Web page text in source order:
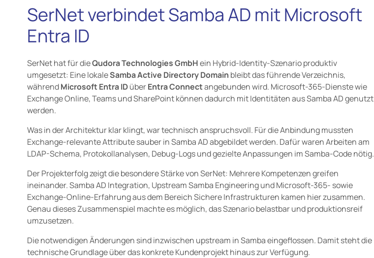
SerNet verbindet Samba AD mit Microsoft
Entra ID
SerNet hat für dieQudora Technologies GmbHein Hybrid-Identity-Szenario produktiv
umgesetzt: Eine lokaleSamba Active Directory Domain bleibt das führende Verzeichnis,
währendMicrosoft Entra IDüberEntra Connectangebunden wird. Microsoft-365-Dienste wie
Exchange Online, Teams und SharePoint können dadurch mit Identitäten aus Samba AD genutzt
werden.
Was in der Architektur klar klingt, war technisch anspruchsvoll. Für die Anbindung mussten
Exchange-relevante Attribute sauber in Samba AD abgebildet werden. Dafür waren Arbeiten am
LDAP-Schema, Protokollanalysen, Debug-Logs und gezielte Anpassungen im Samba-Code nötig.
Der Projekterfolg zeigt die besondere Stärke von SerNet: Mehrere Kompetenzen greifen
ineinander. Samba AD Integration, Upstream Samba Engineering und Microsoft-365- sowie
Exchange-Online-Erfahrung aus dem Bereich Sichere Infrastrukturen kamen hier zusammen.
Genau dieses Zusammenspiel machte es möglich, das Szenario belastbar und produktionsreif
umzusetzen.
Die notwendigen Änderungen sind inzwischen upstream in Samba eingeflossen. Damit steht die
technische Grundlage über das konkrete Kundenprojekt hinaus zur Verfügung.